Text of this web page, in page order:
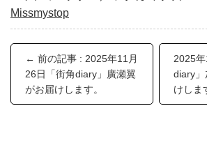
Missmystop
← 前の記事 : 2025年11月
26日「街角diary」廣瀬翼
がお届けします。
2025
diary」
けしま